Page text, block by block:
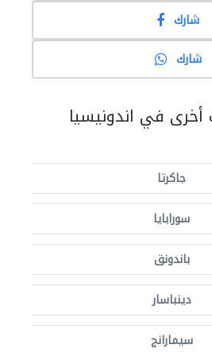
شارك
شارك
في اندونيسيا
جاكرتا
سورابايا
باندونق
دينباسار
سيمارانج